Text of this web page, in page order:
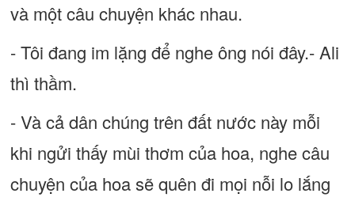
và một câu chuyện khác nhau.
- Tôi đang im lặng để nghe ông nói đây.- Ali
thì thầm.
- Và cả dân chúng trên đất nước này mỗi
khi ngửi thấy mùi thơm của hoa, nghe câu
chuyện của hoa sẽ quên đi mọi nỗi lo lắng